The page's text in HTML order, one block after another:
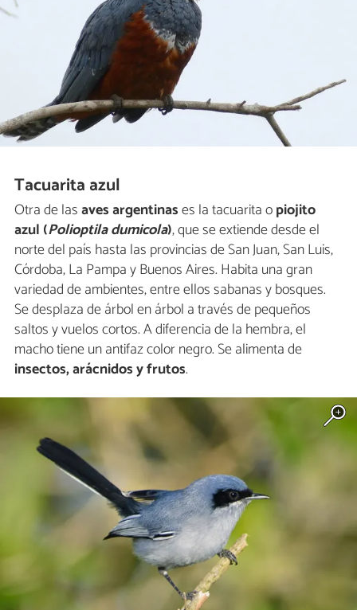
Tacuarita azul
Otra de lasaves argentinases la tacuarita opiojito
azul (Polioptila dumicola), que se extiende desde el
norte del país hasta las provincias de San Juan, San Luis,
Córdoba, La Pampa y Buenos Aires. Habita una gran
variedad de ambientes, entre ellos sabanas y bosques.
Se desplaza de árbol en árbol a través de pequeños
saltos y vuelos cortos. A diferencia de la hembra, el
macho tiene un antifaz color negro. Se alimenta de
insectos, arácnidos y frutos.